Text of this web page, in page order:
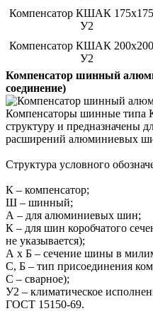
Компенсатор КШАК
У2
Компенсатор КШАК
У2
Компенсатор шинный
соединение)
Компенсаторы шинные
структуру и предназначены
расширений алюминиевых
Структура условного
К – компенсатор;
Ш – шинный;
А – для алюминиевых шин;
К – для шин коробчатого
не указывается);
А х Б – сечение шины в
С, Б – тип присоединения
С – сварное);
У2 – климатическое
ГОСТ 15150-69.